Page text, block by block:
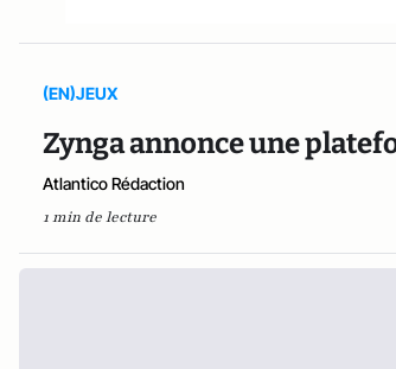
(EN)JEUX
Zynga annonce une
Atlantico Rédaction
1 min de lecture